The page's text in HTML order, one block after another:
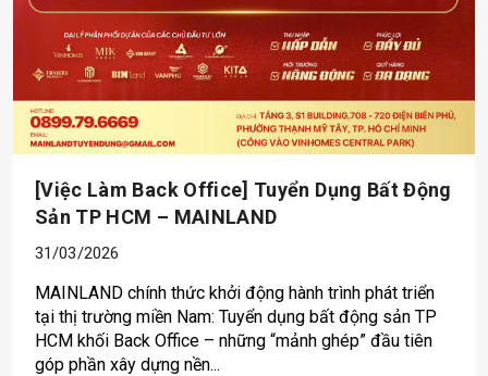
[Việc Làm Back Office] Tuyển Dụng Bất Động
Sản TP HCM – MAINLAND
31/03/2026
MAINLAND chính thức khởi động hành trình phát triển
tại thị trường miền Nam: Tuyển dụng bất động sản TP
HCM khối Back Office – những “mảnh ghép” đầu tiên
góp phần xây dựng nền...